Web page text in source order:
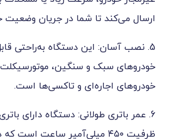
شما در جریان وضعیت خودرو باشید.
این دستگاه به‌راحتی قابل نصب روی انواع
و سنگین، موتورسیکلت‌ها و حتی
و تاکسی‌ها است.
دستگاه دارای باتری پشتیبان با
۴۵۰ میلی‌آمپر ساعت است که در صورت قطع برق